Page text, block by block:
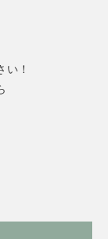
！